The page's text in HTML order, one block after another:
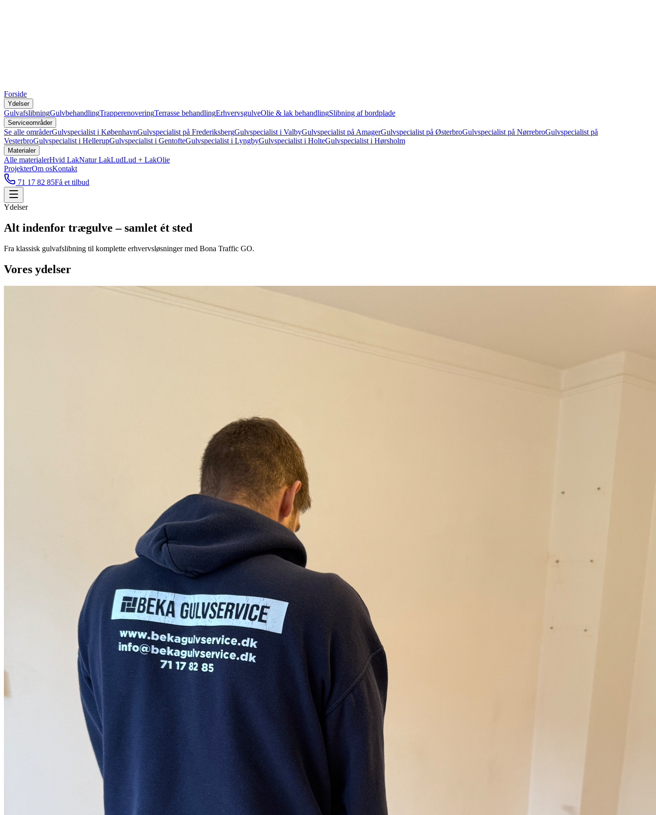
Forside
Ydelser
GulvafslibningGulvbehandlingTrapperenoveringTerrasse behandlingErhvervsgulveOlie & lak behandlingSlibning af bordplade
Serviceområder
Se alle områderGulvspecialist i KøbenhavnGulvspecialist på FrederiksbergGulvspecialist i ValbyGulvspecialist på AmagerGulvspecialist på ØsterbroGulvspecialist på NørrebroGulvspecialist på
VesterbroGulvspecialist i HellerupGulvspecialist i GentofteGulvspecialist i LyngbyGulvspecialist i HolteGulvspecialist i Hørsholm
Materialer
Alle materialerHvid LakNatur LakLudLud + LakOlie
ProjekterOm osKontakt
71 17 82 85Få et tilbud
Ydelser
Alt indenfor trægulve – samlet ét sted
Fra klassisk gulvafslibning til komplette erhvervsløsninger med Bona Traffic GO.
Vores ydelser